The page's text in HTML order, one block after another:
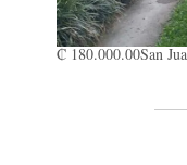
₡ 180.000.00San